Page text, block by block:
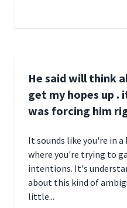
He said will think
get my hopes up .
was forcing him
It sounds like you're in
where you're trying to
intentions. It's
about this kind of
little...